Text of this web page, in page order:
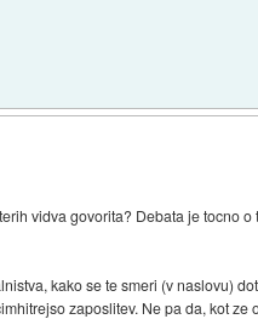
vidva govorita? Debata je tocno o
kako se te smeri (v naslovu)
zaposlitev. Ne pa da, kot ze